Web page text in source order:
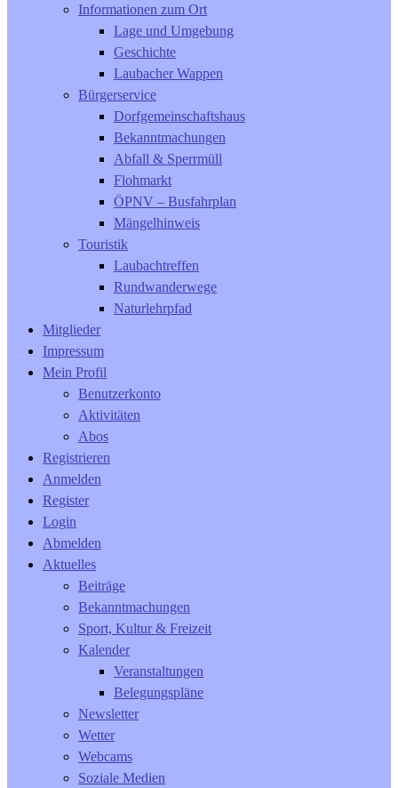
Informationen zum Ort
Lage und Umgebung
Geschichte
Laubacher Wappen
Bürgerservice
Dorfgemeinschaftshaus
Bekanntmachungen
Abfall & Sperrmüll
Flohmarkt
ÖPNV – Busfahrplan
Mängelhinweis
Touristik
Laubachtreffen
Rundwanderwege
Naturlehrpfad
Mitglieder
Impressum
Mein Profil
Benutzerkonto
Aktivitäten
Abos
Registrieren
Anmelden
Register
Login
Abmelden
Aktuelles
Beiträge
Bekanntmachungen
Sport, Kultur & Freizeit
Kalender
Veranstaltungen
Belegungspläne
Newsletter
Wetter
Webcams
Soziale Medien